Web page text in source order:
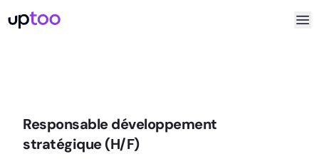
Responsable développement
stratégique (H/F)